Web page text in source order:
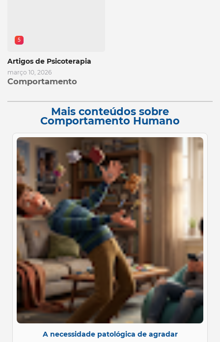
5
Artigos de Psicoterapia
março 10, 2026
Comportamento
Mais conteúdos sobre
Comportamento Humano
A necessidade patológica de agradar